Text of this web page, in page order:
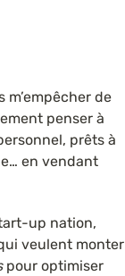
m’empêcher de
penser à
prêts à
en vendant
up nation,
veulent monter
pour optimiser